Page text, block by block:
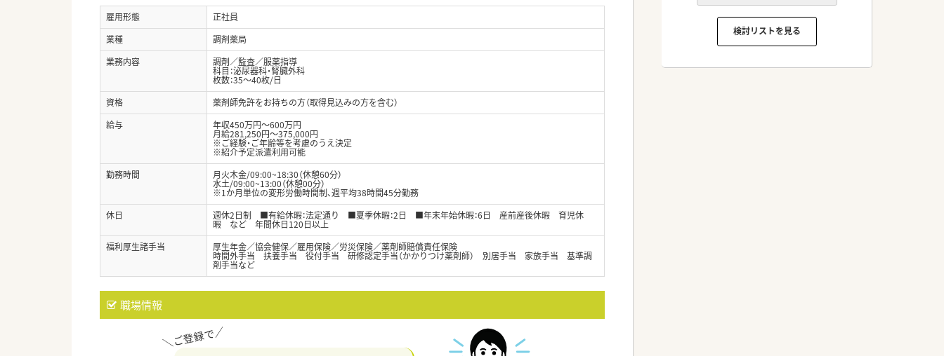
雇用形態
正社員
業種
調剤薬局
業務内容
調剤／監査／服薬指導
科目：泌尿器科・腎臓外科
枚数：35～40枚/日
資格
薬剤師免許をお持ちの方（取得見込みの方を含む）
給与
年収450万円～600万円
月給281,250円～375,000円
※ご経験・ご年齢等を考慮のうえ決定
※紹介予定派遣利用可能
勤務時間
月火木金/09:00~18:30（休憩60分）
水土/09:00~13:00（休憩00分）
※1か月単位の変形労働時間制、週平均38時間45分勤務
休日
週休2日制 ■有給休暇：法定通り ■夏季休暇：2日 ■年末年始休暇：6日 産前産後休暇 育児休
暇 など 年間休日120日以上
福利厚生諸手当
厚生年金／協会健保／雇用保険／労災保険／薬剤師賠償責任保険
時間外手当 扶養手当 役付手当 研修認定手当（かかりつけ薬剤師） 別居手当 家族手当 基準調
剤手当など
職場情報
検討リストを見る